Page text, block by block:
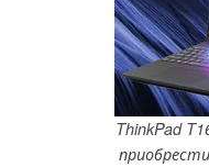
ThinkPad